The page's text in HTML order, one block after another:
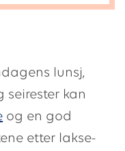
lunsj,
seirester kan
og en god
etter lakse-